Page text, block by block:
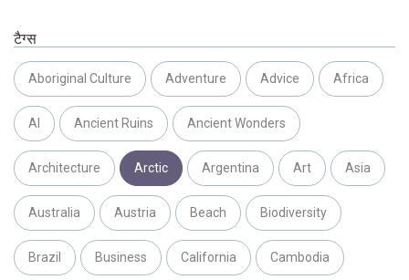
टैग्स
Aboriginal Culture Adventure Advice Africa
AI Ancient Ruins Ancient Wonders
Architecture Arctic Argentina Art Asia
Australia Austria Beach Biodiversity
Brazil Business California Cambodia